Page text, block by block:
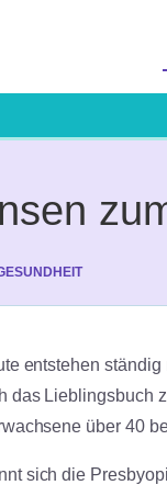
| Health |
entstehen
das
über 40
sich die